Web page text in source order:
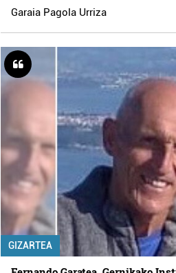
Garaia Pagola Urriza
GIZARTEA